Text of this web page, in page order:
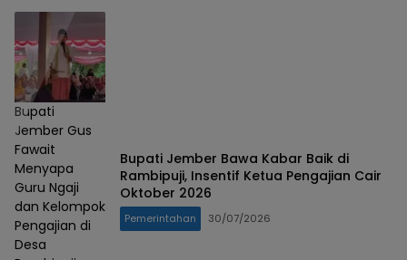
Bupati
Jember Gus
Fawait
Menyapa
Guru Ngaji
dan Kelompok
Pengajian di
Desa
Bupati Jember Bawa Kabar Baik di
Rambipuji, Insentif Ketua Pengajian Cair
Oktober 2026
Pemerintahan 30/07/2026